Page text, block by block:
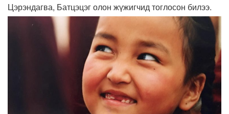
Цэрэндагва, Батцэцэг олон жүжигчид тоглосон билээ.